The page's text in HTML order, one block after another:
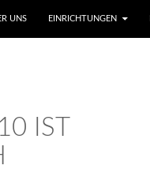
UNS EINRICHTUNGEN
IST